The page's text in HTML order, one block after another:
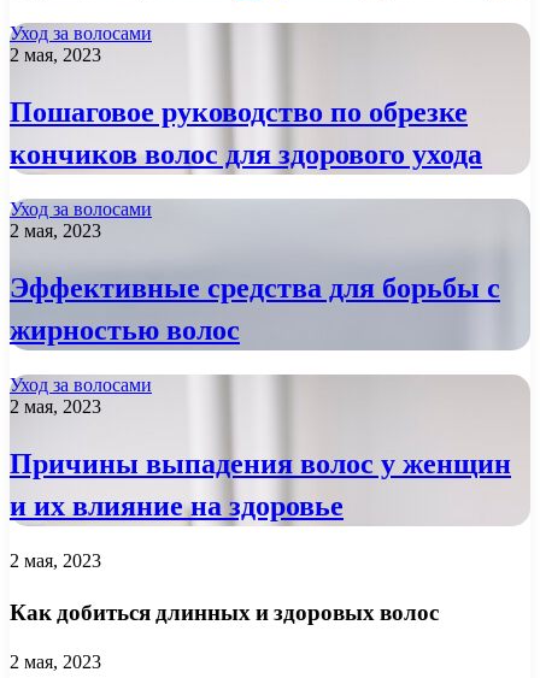
Уход за волосами
2 мая, 2023
Пошаговое руководство по обрезке
кончиков волос для здорового ухода
Уход за волосами
2 мая, 2023
Эффективные средства для борьбы с
жирностью волос
Уход за волосами
2 мая, 2023
Причины выпадения волос у женщин
и их влияние на здоровье
2 мая, 2023
Как добиться длинных и здоровых волос
2 мая, 2023